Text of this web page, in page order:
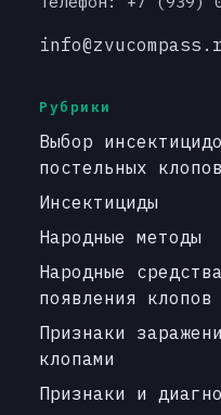
Рубрики
Выбор
постельных клопов
Инсектициды
Народные методы
Народные
появления клопов
Признаки
клопами
Признаки и